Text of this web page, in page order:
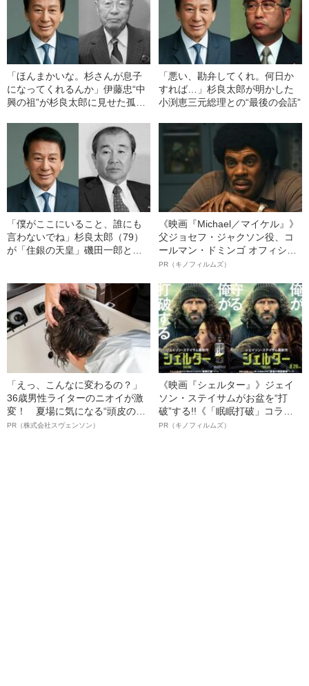
「ほんまかいな。杉さんが息子
になってくれるんか」伊藤忠“中
興の祖”が杉良太郎に見せた孤独
「悪い、勘弁してくれ。何日か
すれば…」杉良太郎が明かした
小渕恵三元総理との“最後の会話”
「僕がここにいること、誰にも
言わないでね」杉良太郎（79）
が「住銀の天皇」磯田一郎と最
《映画『Michael／マイケル』》
父ジョセフ・ジャクソン役、コ
ールマン・ドミンゴ オフィシャ
ルインタビュー“観客を魅了した
語る”《日本興収70億円突破》
PR（キノフィルムズ）
「えっ、こんなに変わるの？」
36歳男性ライターのニオイが激
変！ 夏場に気になる“頭皮のニ
オイ”や“ベタつき”を解消す
PR（株式会社スヴェンソン）
《映画『シェルター』》ジェイ
ソン・ステイサムがお盆を“打
破”する!!《「眠眠打破」コラ
ボ》
PR（キノフィルムズ）